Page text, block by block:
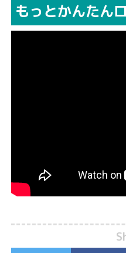
もっとかんたん